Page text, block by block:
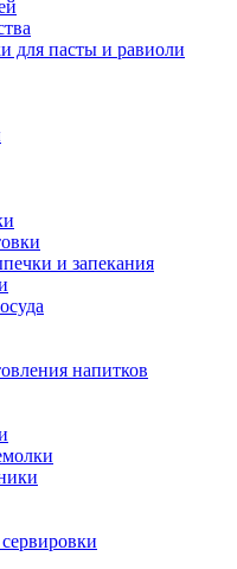
пасты и равиоли
и запекания
напитков